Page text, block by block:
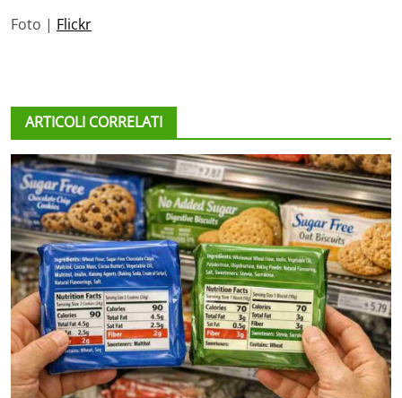
Foto | Flickr
ARTICOLI CORRELATI